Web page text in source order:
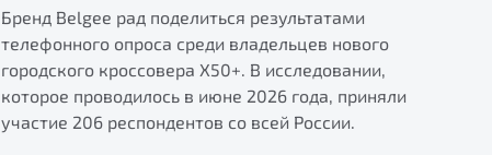
Бренд Belgee рад поделиться результатами
телефонного опроса среди владельцев нового
городского кроссовера X50+. В исследовании,
которое проводилось в июне 2026 года, приняли
участие 206 респондентов со всей России.